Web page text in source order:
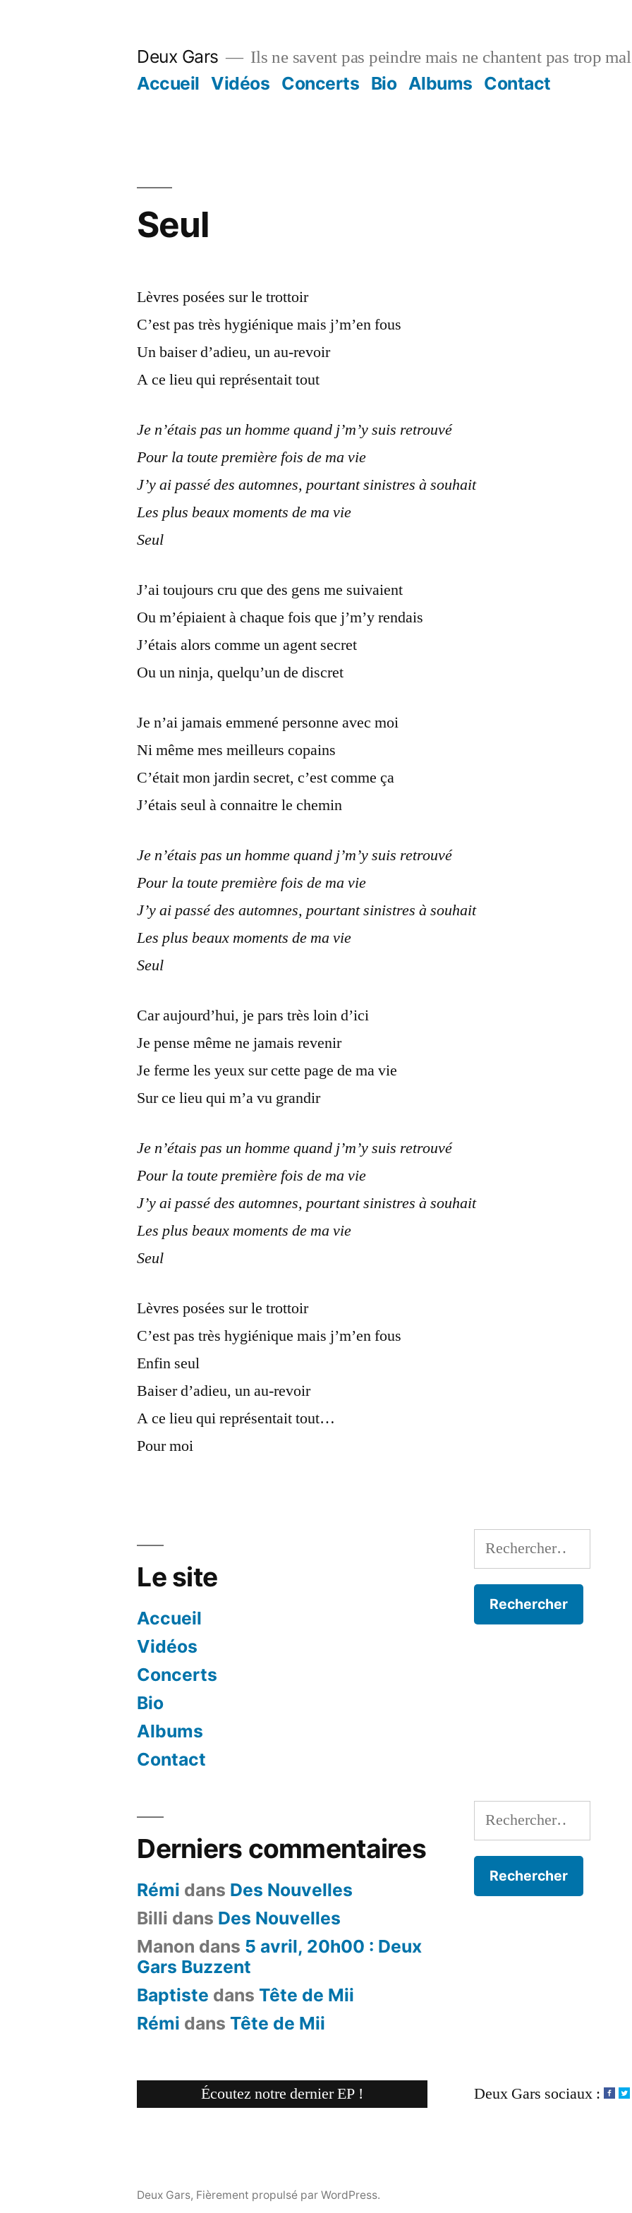
Deux Gars Ils ne savent pas peindre mais ne chantent pas trop mal
Accueil Vidéos Concerts Bio Albums Contact
Seul
Lèvres posées sur le trottoir
C’est pas très hygiénique mais j’m’en fous
Un baiser d’adieu, un au-revoir
A ce lieu qui représentait tout
Je n’étais pas un homme quand j’m’y suis retrouvé
Pour la toute première fois de ma vie
J’y ai passé des automnes, pourtant sinistres à souhait
Les plus beaux moments de ma vie
Seul
J’ai toujours cru que des gens me suivaient
Ou m’épiaient à chaque fois que j’m’y rendais
J’étais alors comme un agent secret
Ou un ninja, quelqu’un de discret
Je n’ai jamais emmené personne avec moi
Ni même mes meilleurs copains
C’était mon jardin secret, c’est comme ça
J’étais seul à connaitre le chemin
Je n’étais pas un homme quand j’m’y suis retrouvé
Pour la toute première fois de ma vie
J’y ai passé des automnes, pourtant sinistres à souhait
Les plus beaux moments de ma vie
Seul
Car aujourd’hui, je pars très loin d’ici
Je pense même ne jamais revenir
Je ferme les yeux sur cette page de ma vie
Sur ce lieu qui m’a vu grandir
Je n’étais pas un homme quand j’m’y suis retrouvé
Pour la toute première fois de ma vie
J’y ai passé des automnes, pourtant sinistres à souhait
Les plus beaux moments de ma vie
Seul
Lèvres posées sur le trottoir
C’est pas très hygiénique mais j’m’en fous
Enfin seul
Baiser d’adieu, un au-revoir
A ce lieu qui représentait tout…
Pour moi
Le site
Accueil
Vidéos
Concerts
Bio
Albums
Contact
Rechercher :
Derniers commentaires
Rémi dans Des Nouvelles
Billi dans Des Nouvelles
Manon dans 5 avril, 20h00 : Deux
Gars Buzzent
Baptiste dansTête de Mii
Rémi dansTête de Mii
Rechercher :
Écoutez notre dernier EP ! Deux Gars sociaux :
Deux Gars, Fièrement propulsé par WordPress.